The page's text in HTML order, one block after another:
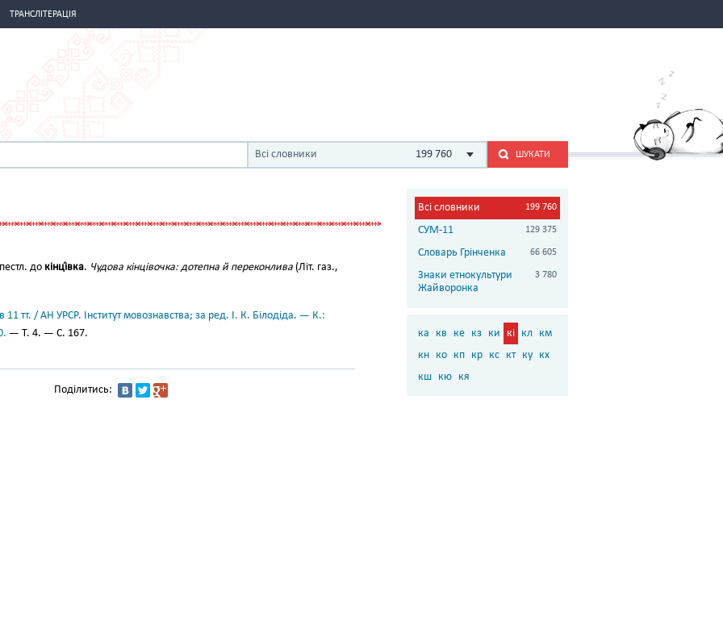
ТРАНСЛІТЕРАЦІЯ
Всі словники 199 760 ШУКАТИ
до кінці́вка. Чудова кінцівочка: дотепна й переконлива (Літ. газ.,
11 тт. / АН УРСР. Інститут мовознавства; за ред. І. К. Білодіда. — К.:
— Т. 4. — С. 167.
Поділитись:
Всі словники 199 760
СУМ-11 129 375
Словарь Грінченка 66 605
Знаки етнокультури
Жайворонка
3 780
ка кв ке кз ки кі кл
км
кн ко кп кр кс кт ку кх
кш кю кя